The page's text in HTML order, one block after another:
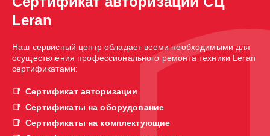
Leran
Наш сервисный центр обладает всеми необходимыми для
осуществления профессионального ремонта техники Leran
сертификатами:
Сертификат авторизации
Сертификаты на оборудование
Сертификаты на комплектующие